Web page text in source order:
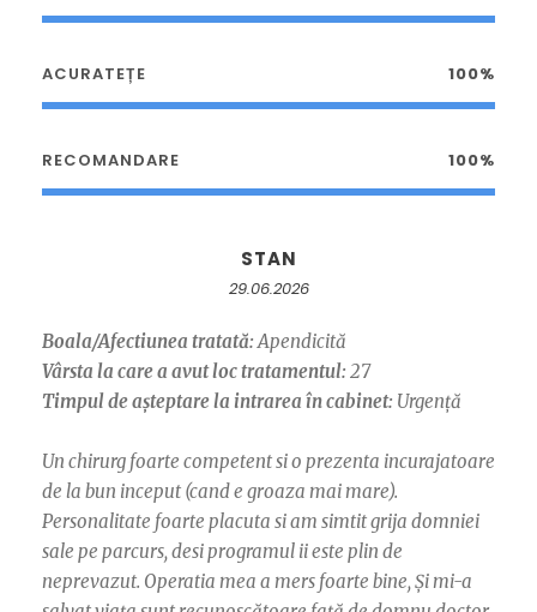
ACURATEȚE 100%
RECOMANDARE 100%
STAN
29.06.2026
Boala/Afectiunea tratată: Apendicită
Vârsta la care a avut loc tratamentul: 27
Timpul de așteptare la intrarea în cabinet: Urgență
Un chirurg foarte competent si o prezenta incurajatoare
de la bun inceput (cand e groaza mai mare).
Personalitate foarte placuta si am simtit grija domniei
sale pe parcurs, desi programul ii este plin de
neprevazut. Operatia mea a mers foarte bine, Și mi-a